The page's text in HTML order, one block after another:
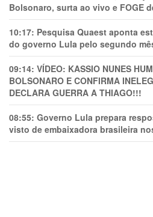
Bolsonaro, surta ao vivo e FOGE
10:17: Pesquisa Quaest aponta
do governo Lula pelo segundo
09:14: VÍDEO: KASSIO NUNES
BOLSONARO E CONFIRMA
DECLARA GUERRA A THIAGO!!!
08:55: Governo Lula prepara
visto de embaixadora brasileira